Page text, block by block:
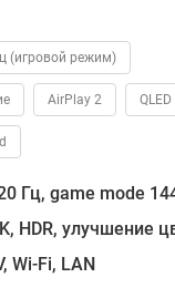
(игровой режим)
AirPlay 2 QLED
Гц, game mode
HDR, улучшение
Wi-Fi, LAN